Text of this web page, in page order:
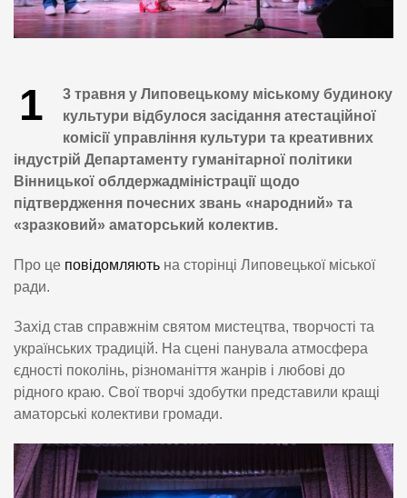
1
3 травня у Липовецькому міському будиноку
культури відбулося засідання атестаційної
комісії управління культури та креативних
індустрій Департаменту гуманітарної політики
Вінницької облдержадміністрації щодо
підтвердження почесних звань «народний» та
«зразковий» аматорський колектив.
Про це повідомляють на сторінці Липовецької міської
ради.
Захід став справжнім святом мистецтва, творчості та
українських традицій. На сцені панувала атмосфера
єдності поколінь, різноманіття жанрів і любові до
рідного краю. Свої творчі здобутки представили кращі
аматорські колективи громади.